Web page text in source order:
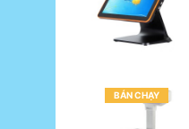
BÁN CHẠY